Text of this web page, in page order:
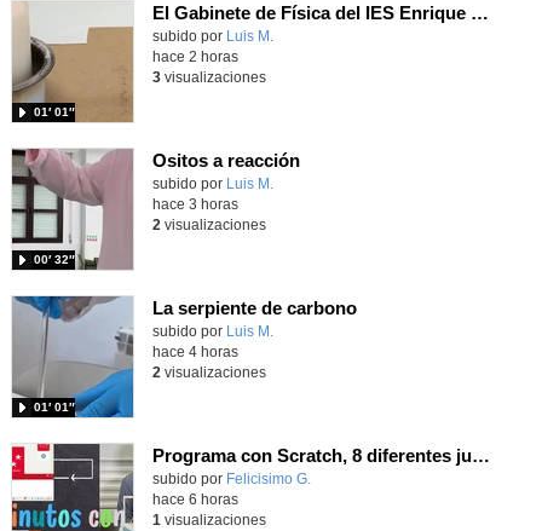
El Gabinete de Física del IES Enrique Tierno Galván de Parla (Curso 25-26)
Contenido educativo.
subido por Luis M.
01′ 01″
hace 2 horas
3visualizaciones
Ositos a reacción
Contenido educativo.
subido por Luis M.
00′ 32″
hace 3 horas
2 visualizaciones
La serpiente de carbono
Contenido educativo.
subido por Luis M.
01′ 01″
hace 4 horas
2 visualizaciones
Programa con Scratch, 8 diferentes juegos para vivir la emoción de los partidos de España en el mundial 2026
Contenido educativo.
subido por Felicisimo G.
hace 6 horas
1 visualizaciones